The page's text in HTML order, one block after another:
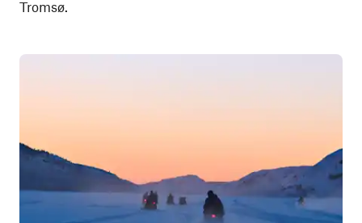
Tromsø.